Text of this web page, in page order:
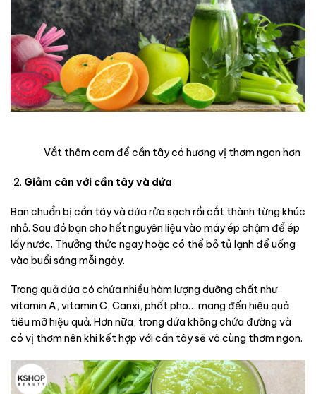
Vắt thêm cam để cần tây có hương vị thơm ngon hơn
Giảm cân với cần tây và dứa
Bạn chuẩn bị cần tây và dứa rửa sạch rồi cắt thành từng khúc
nhỏ. Sau đó bạn cho hết nguyên liệu vào máy ép chậm để ép
lấy nước. Thưởng thức ngay hoặc có thể bỏ tủ lạnh để uống
vào buổi sáng mỗi ngày.
Trong quả dứa có chứa nhiều hàm lượng dưỡng chất như
vitamin A, vitamin C, Canxi, phốt pho… mang đến hiệu quả
tiêu mỡ hiệu quả. Hơn nữa, trong dứa không chứa đường và
có vị thơm nên khi kết hợp với cần tây sẽ vô cùng thơm ngon.